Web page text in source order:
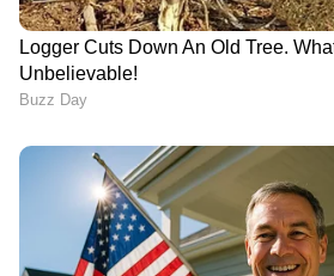
ഒരു ടീസ്പൂൺ അരച്ച
സ്പൂൺ കാപ്പിപ്പൊടി
മൂന്ന് ടീസ്പൂൺ തൈരും അര
തേനും ചേർത്ത് നന്നായി
ശേഷം ഈ മിശ്രിതം മുഖത്ത്
മിനിറ്റിന് ശേഷം കഴുകി